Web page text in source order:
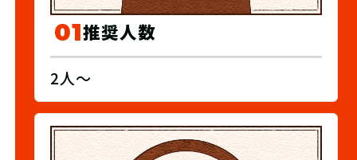
01推奨人数
2人〜